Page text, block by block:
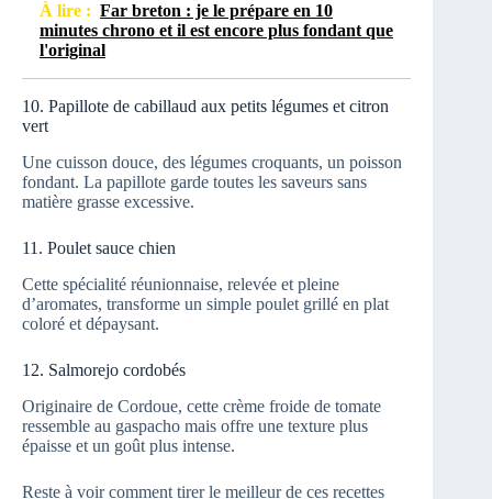
À lire : Far breton : je le prépare en 10
minutes chrono et il est encore plus fondant que
l'original
10. Papillote de cabillaud aux petits légumes et citron
vert
Une cuisson douce, des légumes croquants, un poisson
fondant. La papillote garde toutes les saveurs sans
matière grasse excessive.
11. Poulet sauce chien
Cette spécialité réunionnaise, relevée et pleine
d’aromates, transforme un simple poulet grillé en plat
coloré et dépaysant.
12. Salmorejo cordobés
Originaire de Cordoue, cette crème froide de tomate
ressemble au gaspacho mais offre une texture plus
épaisse et un goût plus intense.
Reste à voir comment tirer le meilleur de ces recettes